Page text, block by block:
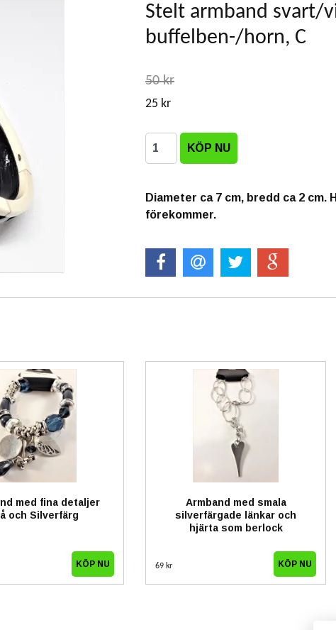
Stelt armband svart/
buffelben-/horn, C
50 kr
25 kr
Diameter ca 7 cm, bredd ca 2 cm.
förekommer.
med fina detaljer
och Silverfärg
Armband med smala
silverfärgade länkar och
hjärta som berlock
69 kr